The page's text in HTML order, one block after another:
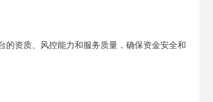
资质、风控能力和服务质量，确保资金安全和